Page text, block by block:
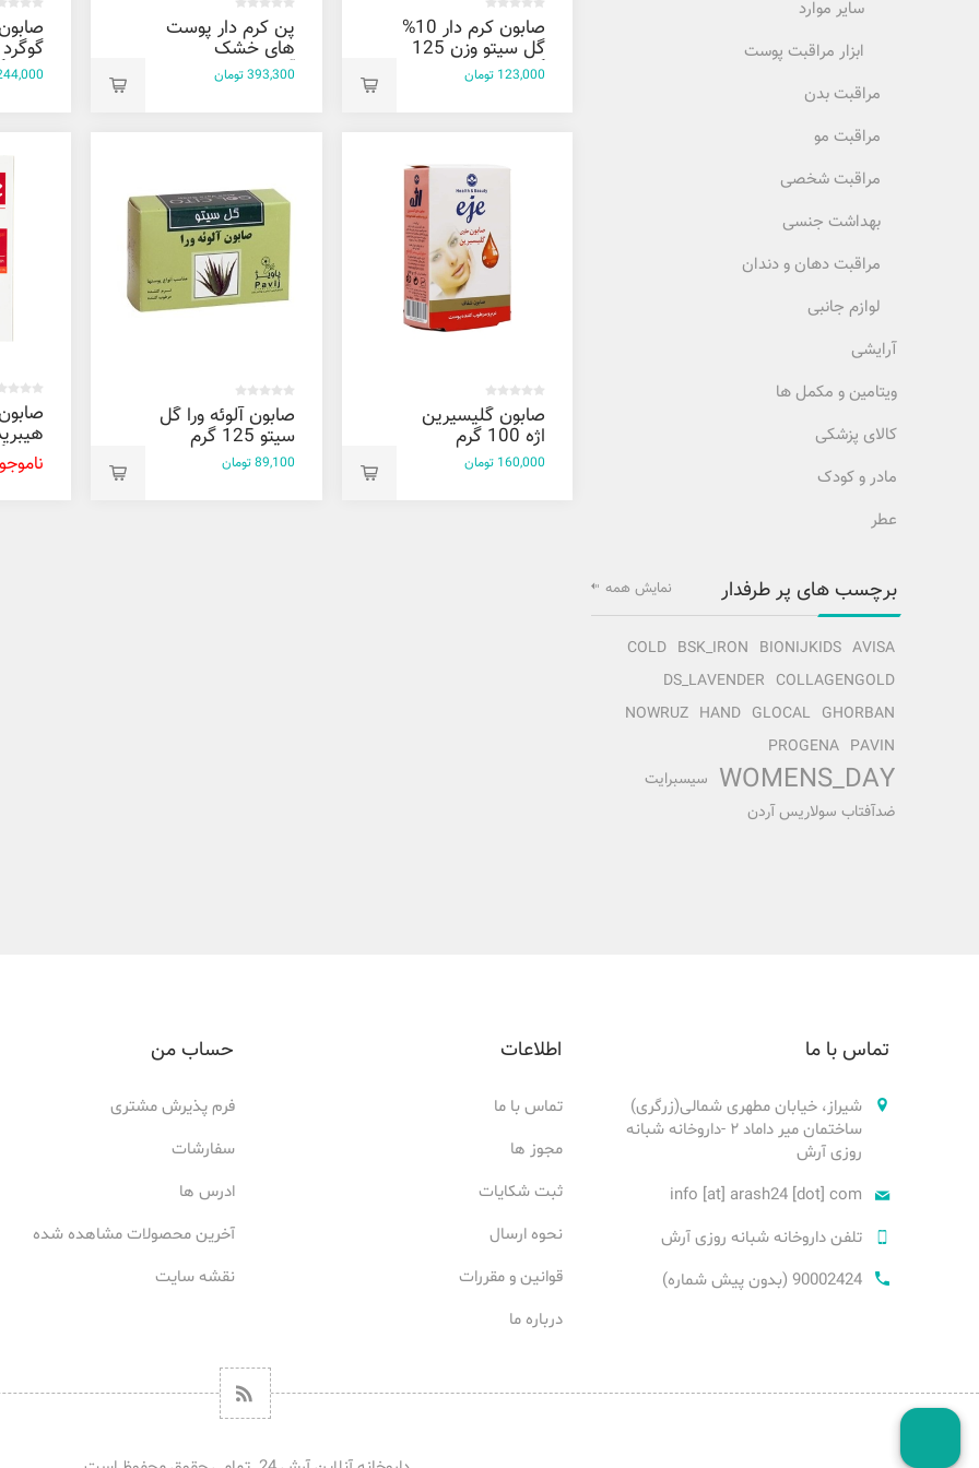
صابون کرم دار 10%
گل سیتو وزن 125
گرم
123,000 تومان
پن کرم دار پوست
های خشک
آکوالیفت درمالیفت
100 گرم
393,300 تومان 100 گرم
244,000
صابون گلیسیرین
اژه 100 گرم
160,000 تومان
صابون آلوئه ورا گل
سیتو 125 گرم
89,100 تومان 100 گرم
سایر موارد
ابزار مراقبت پوست
مراقبت بدن
مراقبت مو
مراقبت شخصی
بهداشت جنسی
مراقبت دهان و دندان
لوازم جانبی
آرایشی
ویتامین و مکمل ها
کالای پزشکی
مادر و کودک
عطر
برچسب های پر طرفدار
AVISA
BIONIJKIDS
BSK_IRON
COLD
COLLAGENGOLD
DS_LAVENDER
GHORBAN
GLOCAL
HAND
NOWRUZ
PAVIN
PROGENA
WOMENS_DAY سیسبرایت
ضدآفتاب سولاریس آردن
نمایش همه
تماس با ما
شیراز، خیابان مطهری شمالی(زرگری)
ساختمان میر داماد ۲ -داروخانه شبانه
روزی آرش
info [at] arash24 [dot] com
تلفن داروخانه شبانه روزی آرش
90002424 (بدون پیش شماره)
اطلاعات
تماس با ما
مجوز ها
ثبت شکایات
نحوه ارسال
قوانین و مقررات
درباره ما
حساب من
فرم پذیرش مشتری
سفارشات
ادرس ها
آخرین محصولات مشاهده شده
نقشه سایت